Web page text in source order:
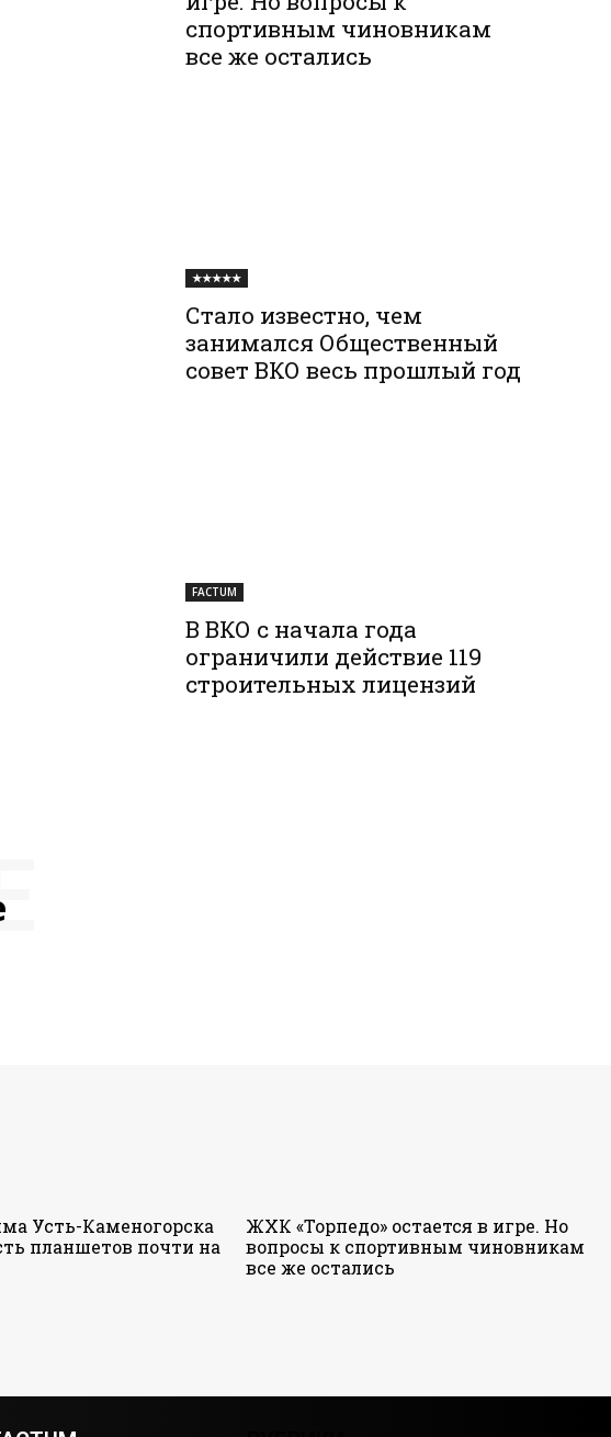
спортивным чиновникам
все же остались
★★★★★
Стало известно, чем
занимался Общественный
совет ВКО весь прошлый год
FACTUM
В ВКО с начала года
ограничили действие 119
строительных лицензий
Усть-Каменогорска
планшетов почти на
ЖХК «Торпедо» остается в игре. Но
вопросы к спортивным чиновникам
все же остались